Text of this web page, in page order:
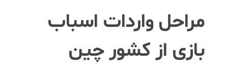
مراحل واردات اسباب
بازی از کشور چین